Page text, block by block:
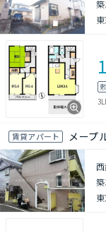
敷
賃貸アパート メープ